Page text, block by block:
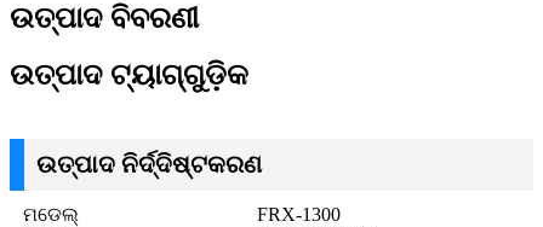
ଉତ୍ପାଦ ବିବରଣୀ
ଉତ୍ପାଦ ଟ୍ୟାଗ୍‌ଗୁଡ଼ିକ
ଉତ୍ପାଦ ନିର୍ଦ୍ଦିଷ୍ଟକରଣ
ମଡେଲ୍
FRX-1300